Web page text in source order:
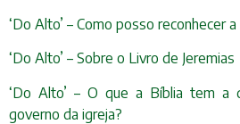
‘Do Alto’ – Como posso reconhecer
‘Do Alto’ – Sobre o Livro de Jeremias
‘Do Alto’ – O que a Bíblia tem a
governo da igreja?